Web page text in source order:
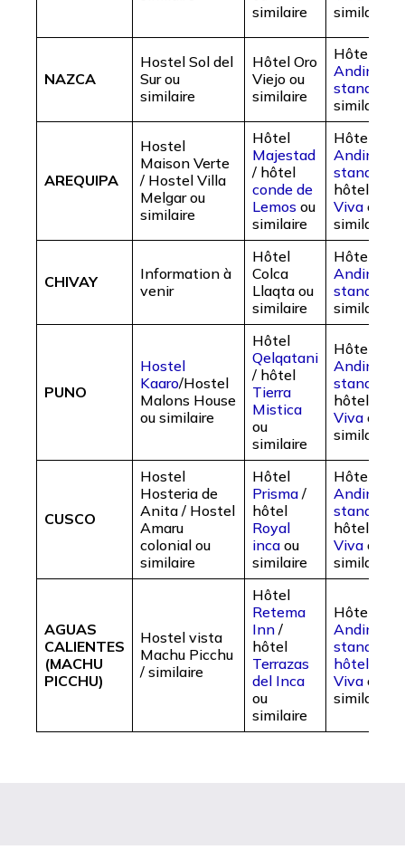
similaire
similaire
NAZCA
Hostel Sol del
Sur ou
similaire
Hôtel Oro
Viejo ou
similaire
Hôtel
Andina
standard
similaire
AREQUIPA
Hostel
Maison Verte
/ Hostel Villa
Melgar ou
similaire
Hôtel
Majestad
/ hôtel
conde de
Lemos ou
similaire
Hôtel
Andina
standard
hôtel
Viva ou
similaire
CHIVAY
Information à
venir
Hôtel
Colca
Llaqta ou
similaire
Hôtel
Andina
standard
similaire
PUNO
Hostel
Kaaro/Hostel
Malons House
ou similaire
Hôtel
Qelqatani
/ hôtel
Tierra
Mistica
ou
similaire
Hôtel
Andina
standard
hôtel
Viva ou
similaire
CUSCO
Hostel
Hosteria de
Anita / Hostel
Amaru
colonial ou
similaire
Hôtel
Prisma /
hôtel
Royal
inca ou
similaire
Hôtel
Andina
standard
hôtel
Viva ou
similaire
AGUAS
CALIENTES
(MACHU
PICCHU)
Hostel vista
Machu Picchu
/ similaire
Hôtel
Retema
Inn /
hôtel
Terrazas
del Inca
ou
similaire
Hôtel
Andina
standard
hôtel
Viva ou
similaire